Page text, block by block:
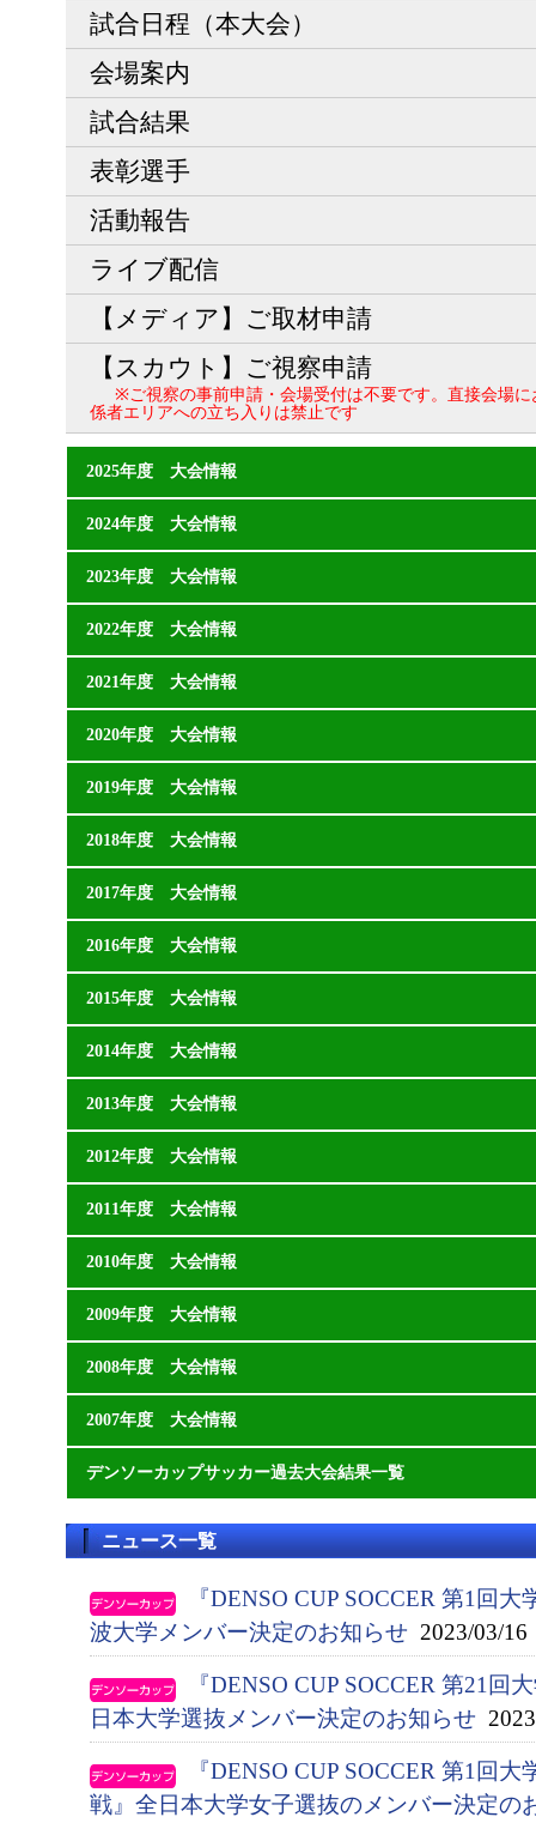
試合日程（本大会）
会場案内
試合結果
表彰選手
活動報告
ライブ配信
【メディア】ご取材申請
【スカウト】ご視察申請
※ご視察の事前申請・会場受付は不要です。直接会場
係者エリアへの立ち入りは禁止です
2025年度 大会情報
2024年度 大会情報
2023年度 大会情報
2022年度 大会情報
2021年度 大会情報
2020年度 大会情報
2019年度 大会情報
2018年度 大会情報
2017年度 大会情報
2016年度 大会情報
2015年度 大会情報
2014年度 大会情報
2013年度 大会情報
2012年度 大会情報
2011年度 大会情報
2010年度 大会情報
2009年度 大会情報
2008年度 大会情報
2007年度 大会情報
デンソーカップサッカー過去大会結果一覧
ニュース一覧
『DENSO CUP SOCCER 第1回
波大学メンバー決定のお知らせ 2023/03/16
『DENSO CUP SOCCER 第21回
日本大学選抜メンバー決定のお知らせ
『DENSO CUP SOCCER 第1回
戦』全日本大学女子選抜のメンバー決定の